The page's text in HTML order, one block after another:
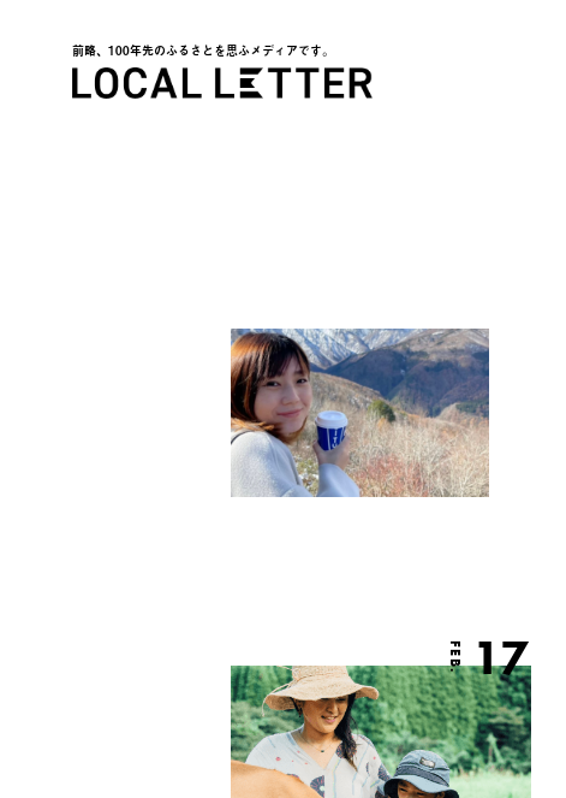
前略、100年先のふるさとを思ふメディアです。
FEB. 17